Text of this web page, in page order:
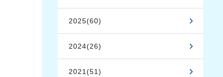
2025(60)
2024(26)
2021(51)